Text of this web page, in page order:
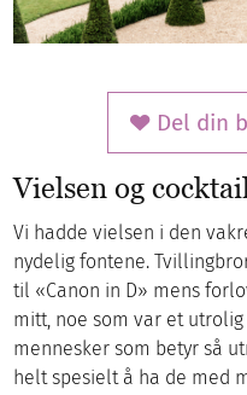
Del din
Vielsen og
Vi hadde vielsen i den
nydelig fontene.
til «Canon in D» mens
mitt, noe som var et
mennesker som betyr så
helt spesielt å ha de med